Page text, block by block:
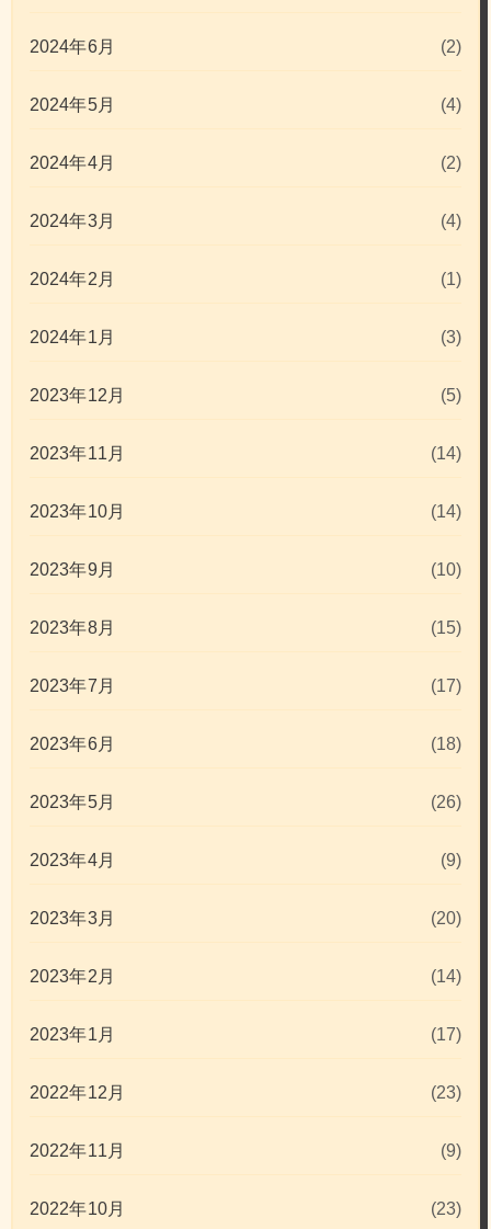
2024年6月 (2)
2024年5月 (4)
2024年4月 (2)
2024年3月 (4)
2024年2月 (1)
2024年1月 (3)
2023年12月 (5)
2023年11月 (14)
2023年10月 (14)
2023年9月 (10)
2023年8月 (15)
2023年7月 (17)
2023年6月 (18)
2023年5月 (26)
2023年4月 (9)
2023年3月 (20)
2023年2月 (14)
2023年1月 (17)
2022年12月 (23)
2022年11月 (9)
2022年10月 (23)